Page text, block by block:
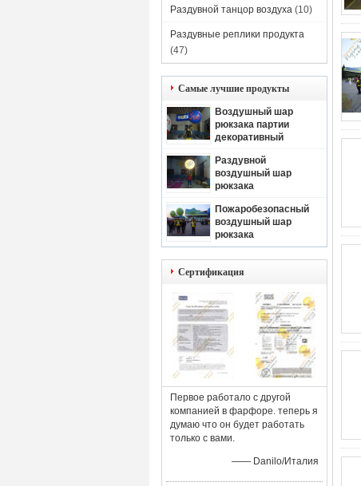
Раздувной танцор воздуха (10)
Раздувные реплики продукта
(47)
Самые лучшие продукты
Воздушный шар
рюкзака партии
декоративный
Раздувной
воздушный шар
рюкзака
Пожаробезопасный
воздушный шар
рюкзака
Сертификация
Первое работало с другой
компанией в фарфоре. теперь я
думаю что он будет работать
только с вами.
—— Danilo/Италия